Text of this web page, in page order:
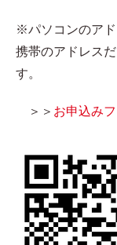
※パソコンのアド
携帯のアドレス
す。
＞＞ お申込み